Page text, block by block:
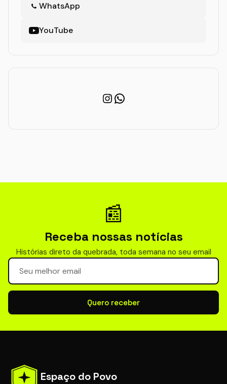
WhatsApp
YouTube
Instagram
WhatsApp
📰
Receba nossas notícias
Histórias direto da quebrada, toda semana no seu email
Seu email para newsletter
Quero receber
Espaço do Povo